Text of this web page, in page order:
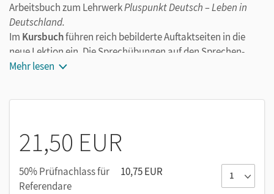
Arbeitsbuch zum LehrwerkPluspunkt Deutsch – Leben in
Deutschland.
Im Kursbuchführen reich bebilderte Auftaktseiten in die
neue Lektion ein. Die Sprechübungen auf den Sprechen-
aktiv-Seiten am Ende jedes Kapitels dienen der
Mehr lesen
21,50 EUR
50% Prüfnachlass für
Referendare
10,75 EUR